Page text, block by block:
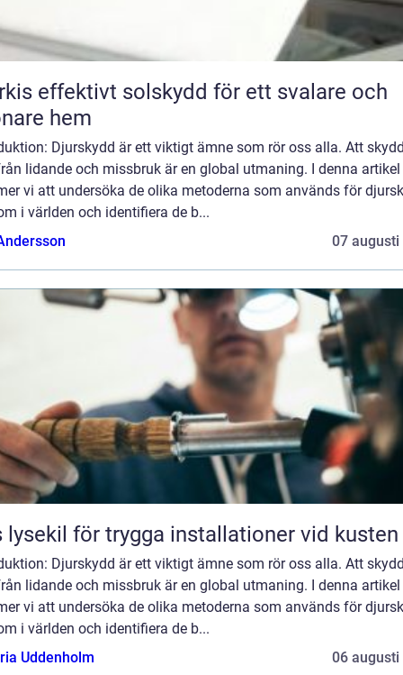
för ett svalare och
hem
Djurskydd är ett viktigt ämne som rör oss alla. Att
lidande och missbruk är en global utmaning. I denna artikel
vi att undersöka de olika metoderna som används för
i världen och identifiera de b...
07 augusti
lysekil för trygga installationer vid kusten
Djurskydd är ett viktigt ämne som rör oss alla. Att
lidande och missbruk är en global utmaning. I denna artikel
vi att undersöka de olika metoderna som används för
i världen och identifiera de b...
Uddenholm
06 augusti